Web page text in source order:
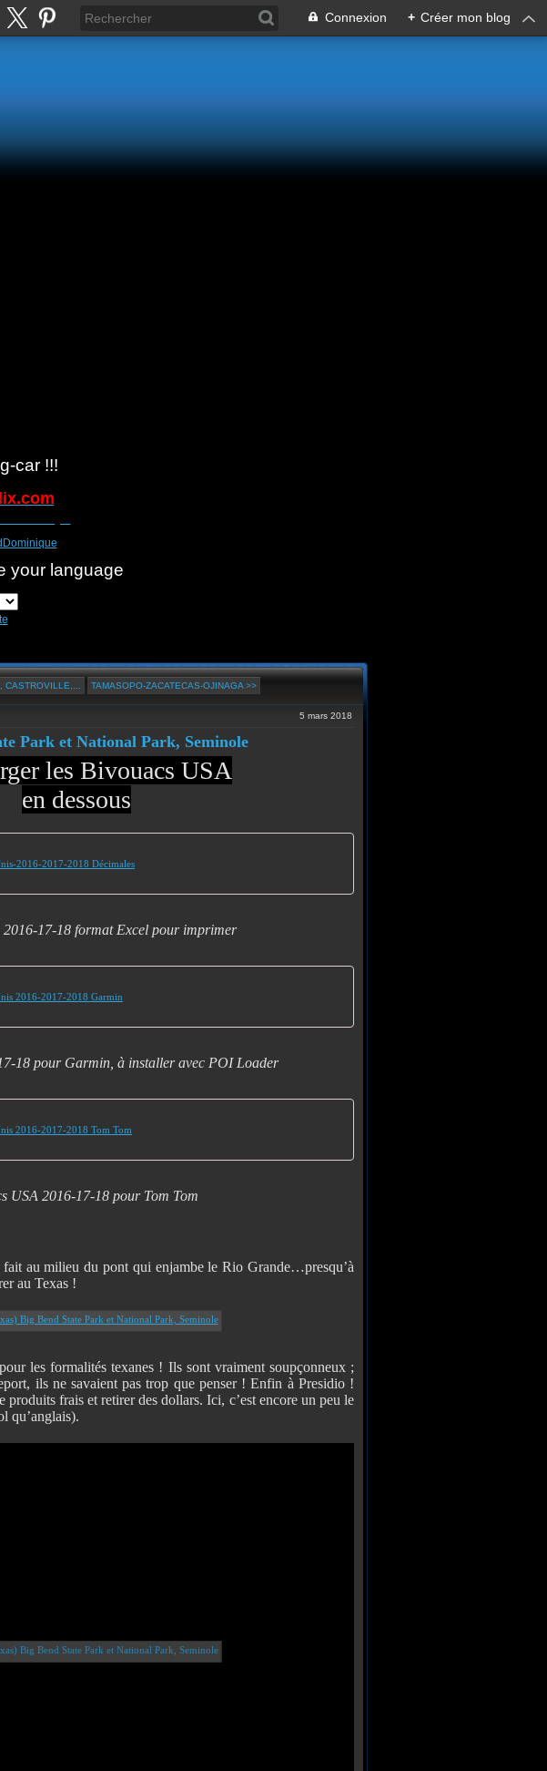
Connexion + Créer mon blog
car !!!
your language
TAMASOPO-ZACATECAS-OJINAGA >>
5 mars 2018
Park et National Park, Seminole
les Bivouacs USA
en dessous
2016-2017-2018 Décimales
2016-17-18 format Excel pour imprimer
2016-2017-2018 Garmin
18 pour Garmin, à installer avec POI Loader
2016-2017-2018 Tom Tom
USA 2016-17-18 pour Tom Tom
au milieu du pont qui enjambe le Rio Grande…presqu’à
au Texas !
les formalités texanes ! Ils sont vraiment soupçonneux ;
ils ne savaient pas trop que penser ! Enfin à Presidio !
produits frais et retirer des dollars. Ici, c’est encore un peu le
qu’anglais).